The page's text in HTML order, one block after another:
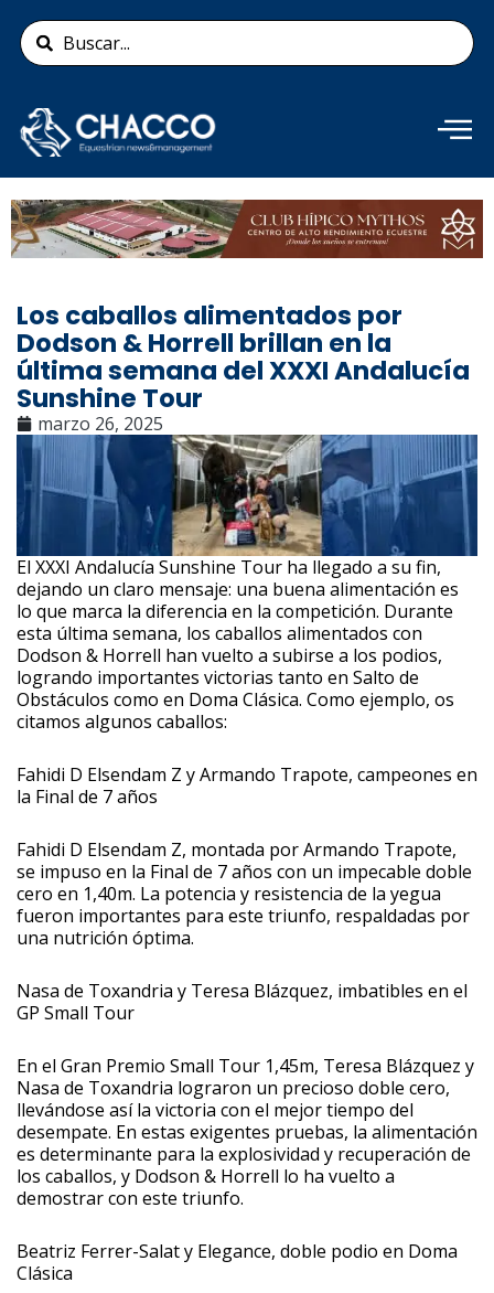
contenido
Search
...
Añade aquí tu texto de
cabecera
Los caballos alimentados por
Dodson & Horrell brillan en la
última semana del XXXI Andalucía
Sunshine Tour
marzo 26, 2025
El XXXI Andalucía Sunshine Tour ha llegado a su fin,
dejando un claro mensaje: una buena alimentación es
lo que marca la diferencia en la competición. Durante
esta última semana, los caballos alimentados con
Dodson & Horrell han vuelto a subirse a los podios,
logrando importantes victorias tanto en Salto de
Obstáculos como en Doma Clásica. Como ejemplo, os
citamos algunos caballos:
Fahidi D Elsendam Z y Armando Trapote, campeones en
la Final de 7 años
Fahidi D Elsendam Z, montada por Armando Trapote,
se impuso en la Final de 7 años con un impecable doble
cero en 1,40m. La potencia y resistencia de la yegua
fueron importantes para este triunfo, respaldadas por
una nutrición óptima.
Nasa de Toxandria y Teresa Blázquez, imbatibles en el
GP Small Tour
En el Gran Premio Small Tour 1,45m, Teresa Blázquez y
Nasa de Toxandria lograron un precioso doble cero,
llevándose así la victoria con el mejor tiempo del
desempate. En estas exigentes pruebas, la alimentación
es determinante para la explosividad y recuperación de
los caballos, y Dodson & Horrell lo ha vuelto a
demostrar con este triunfo.
Beatriz Ferrer-Salat y Elegance, doble podio en Doma
Clásica